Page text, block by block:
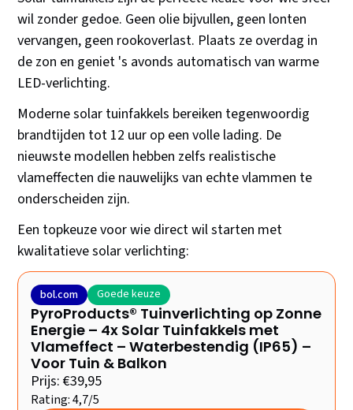
wil zonder gedoe. Geen olie bijvullen, geen lonten
vervangen, geen rookoverlast. Plaats ze overdag in
de zon en geniet 's avonds automatisch van warme
LED-verlichting.
Moderne solar tuinfakkels bereiken tegenwoordig
brandtijden tot 12 uur op een volle lading. De
nieuwste modellen hebben zelfs realistische
vlameffecten die nauwelijks van echte vlammen te
onderscheiden zijn.
Een topkeuze voor wie direct wil starten met
kwalitatieve solar verlichting:
bol.com Goede keuze
PyroProducts® Tuinverlichting op Zonne
Energie – 4x Solar Tuinfakkels met
Vlameffect – Waterbestendig (IP65) –
Voor Tuin & Balkon
Prijs: €39,95
Rating: 4,7/5